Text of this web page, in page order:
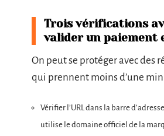
Trois vérifications
valider un paiement
On peut se protéger avec des
qui prennent moins d’une
Vérifier l’URL dans la barre
utilise le domaine officiel de la